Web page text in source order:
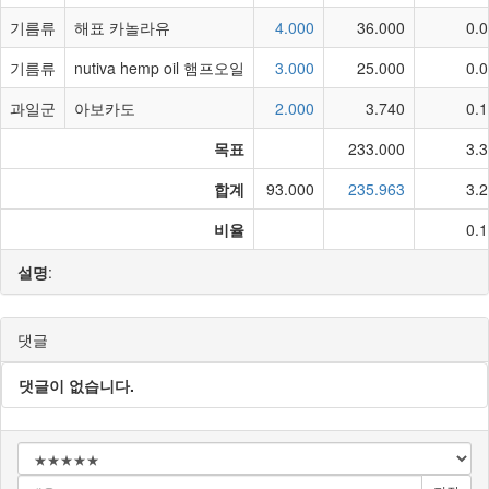
기름류 해표 카놀라유 4.000 36.000
기름류
nutiva hemp oil 햄프오일 3.000 25.000
과일군
아보카도 2.000 3.740
목표
233.000
합계
93.000 235.963
비율
설명:
댓글
댓글이 없습니다.